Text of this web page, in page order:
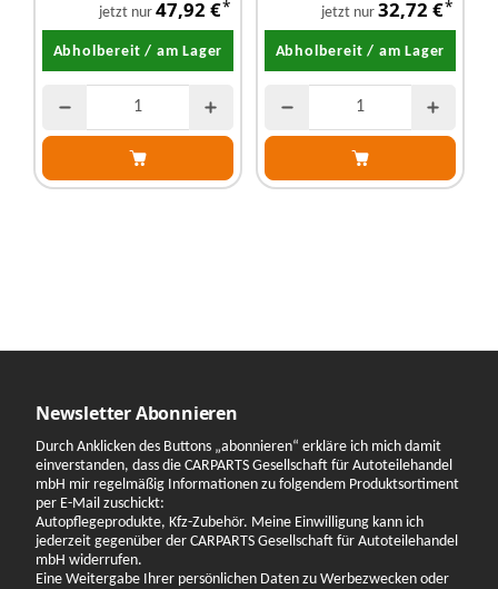
jetzt nur 47,92 €*
Abholbereit / am Lager
(silikonfrei) 3,78
Liter
jetzt nur 32,72 €*
Abholbereit / am Lager
Newsletter Abonnieren
Durch Anklicken des Buttons „abonnieren“ erkläre ich mich damit
einverstanden, dass die CARPARTS Gesellschaft für Autoteilehandel
mbH mir regelmäßig Informationen zu folgendem Produktsortiment
per E-Mail zuschickt:
Autopflegeprodukte, Kfz-Zubehör. Meine Einwilligung kann ich
jederzeit gegenüber der CARPARTS Gesellschaft für Autoteilehandel
mbH widerrufen.
Eine Weitergabe Ihrer persönlichen Daten zu Werbezwecken oder